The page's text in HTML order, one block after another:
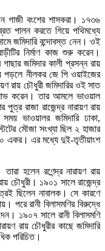
গাজী বংশের শাসকরা। ১৭৩৬
পালন করতে গিয়ে পথিমধ্যে
জমিদারি বন্দোবস্ত নেন। ওই
নির্মাণ কাজ শুরু করেন।
জমিদার কালী প্রসন্ন রায়
পড়লে নীলকর জে পি ওয়াইজের
রায় চৌধুরী জমিদারির ওই সাত
করেন। তার আমলে ভাওয়াল
রাজা রাজেন্দ্র নারায়ণ রায়
ভাওয়ালর জমিদারি ঢাকা,
মৌজা সংখ্যা ছিল ২ হাজার
একর। এর মধ্যে দুই-তৃতীয়াংশ
হলেন রণেন্দ্র নারায়ণ রায়
চৌধুরী। ১৯০১ সালে রাজেন্দ্র
ছিলেন নাবালক। সে কারণে
পরে রানী বিলাসমণির বিরুদ্ধে
১৯০৭ সালে রানী বিলাসমণি
রায় চৌধুরীর কাছে জমিদারি
পরিচিত।